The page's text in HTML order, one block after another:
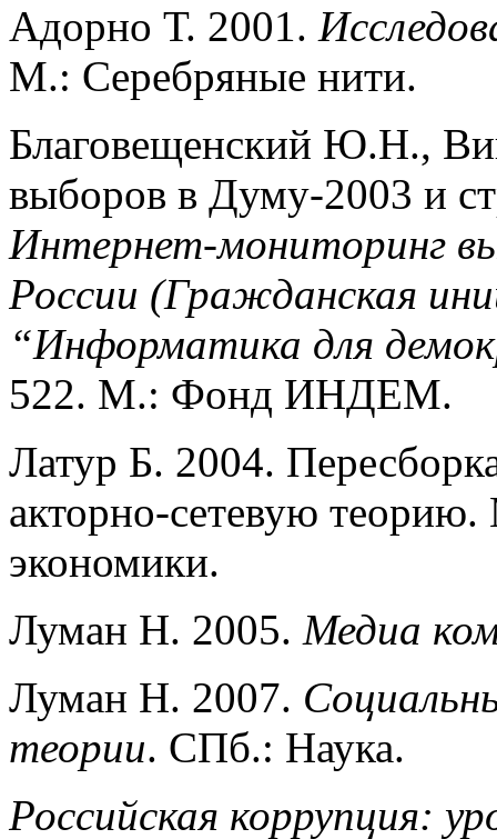
Адорно Т. 2001.
М.: Серебряные нити.
Благовещенский Ю.Н.,
выборов в Думу-2003 и
Интернет-мониторинг
России (Гражданская
“Информатика для
522. М.: Фонд ИНДЕМ.
Латур Б. 2004.
акторно-сетевую
экономики.
Луман Н. 2005. Медиа
Луман Н. 2007.
теории. СПб.: Наука.
Российская коррупция: